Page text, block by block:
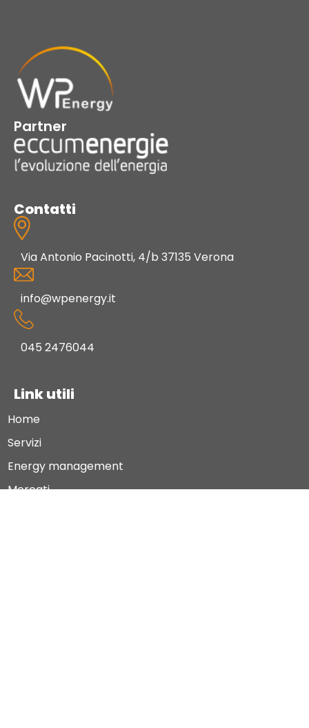
Partner
Contatti
Via Antonio Pacinotti, 4/b 37135 Verona
info@wpenergy.it
045 2476044
Link utili
Home
Servizi
Energy management
Mercati